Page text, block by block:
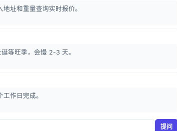
址和重量查询实时报价。
等旺季，会慢 2-3 天。
作日完成。
提问